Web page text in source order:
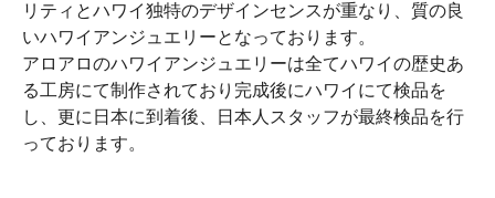
リティとハワイ独特のデザインセンスが重なり、質の良
いハワイアンジュエリーとなっております。
アロアロのハワイアンジュエリーは全てハワイの歴史あ
る工房にて制作されており完成後にハワイにて検品を
し、更に日本に到着後、日本人スタッフが最終検品を行
っております。